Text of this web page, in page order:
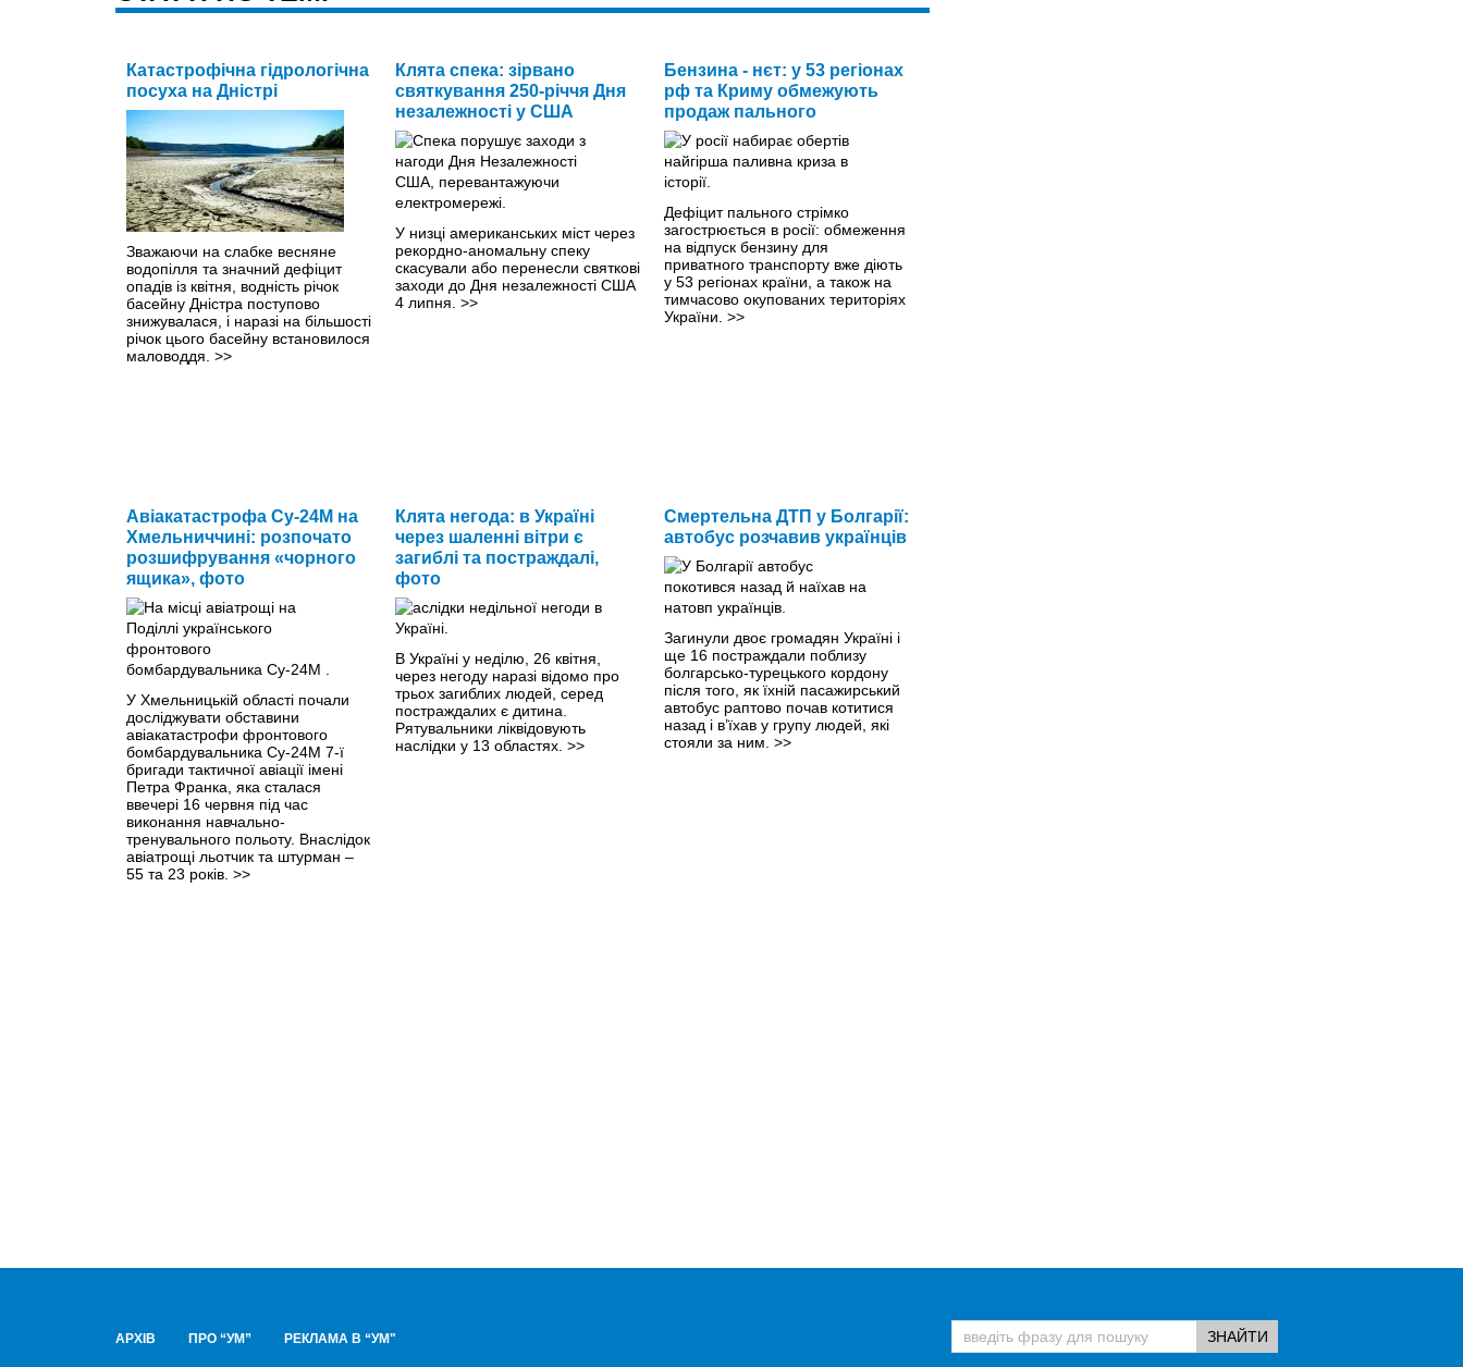
Катастрофічна гідрологічна
посуха на Дністрі
Зважаючи на слабке весняне
водопілля та значний дефіцит
опадів із квітня, водність річок
басейну Дністра поступово
знижувалася, і наразі на більшості
річок цього басейну встановилося
маловоддя. >>
Клята спека: зірвано
святкування 250-річчя Дня
незалежності у США
У низці американських міст через
рекордно-аномальну спеку
скасували або перенесли святкові
заходи до Дня незалежності США
4 липня. >>
Бензина - нєт: у 53 регіонах
рф та Криму обмежують
продаж пального
Дефіцит пального стрімко
загострюється в росії: обмеження
на відпуск бензину для
приватного транспорту вже діють
у 53 регіонах країни, а також на
тимчасово окупованих територіях
України. >>
Авіакатастрофа Су-24М на
Хмельниччині: розпочато
розшифрування «чорного
ящика», фото
У Хмельницькій області почали
досліджувати обставини
авіакатастрофи фронтового
бомбардувальника Су-24М 7-ї
бригади тактичної авіації імені
Петра Франка, яка сталася
ввечері 16 червня під час
виконання навчально-
тренувального польоту. Внаслідок
авіатрощі льотчик та штурман –
55 та 23 років. >>
Клята негода: в Україні
через шаленні вітри є
загиблі та постраждалі,
фото
В Україні у неділю, 26 квітня,
через негоду наразі відомо про
трьох загиблих людей, серед
постраждалих є дитина.
Рятувальники ліквідовують
наслідки у 13 областях. >>
Смертельна ДТП у Болгарії:
автобус розчавив українців
Загинули двоє громадян Україні і
ще 16 постраждали поблизу
болгарсько-турецького кордону
після того, як їхній пасажирський
автобус раптово почав котитися
назад і в’їхав у групу людей, які
стояли за ним. >>
АРХІВ ПРО “УМ” РЕКЛАМА В “УМ"